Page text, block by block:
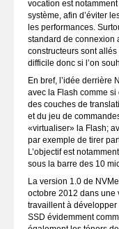
vocation est
système, afin d’éviter
les performances.
standard de connexion
constructeurs sont
difficile donc si l’on
En bref, l’idée derrière
avec la Flash comme si
des couches de
et du jeu de
«virtualiser» la Flash;
par exemple de tirer
L’objectif est
sous la barre des 10
La version 1.0 de
octobre 2012 dans une
travaillent à
SSD évidemment